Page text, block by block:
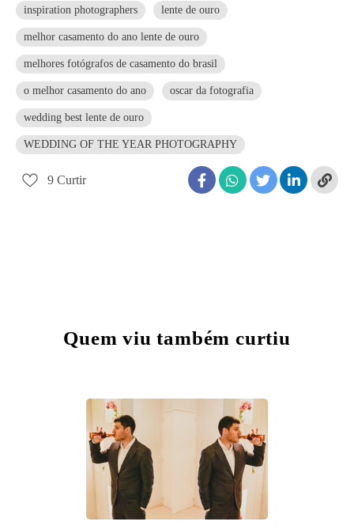
inspiration photographers lente de ouro
melhor casamento do ano lente de ouro
melhores fotógrafos de casamento do brasil
o melhor casamento do ano oscar da fotografia
wedding best lente de ouro
WEDDING OF THE YEAR PHOTOGRAPHY
9 Curtir
Quem viu também curtiu